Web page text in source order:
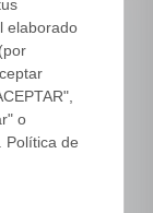
elaborado
o
Política de